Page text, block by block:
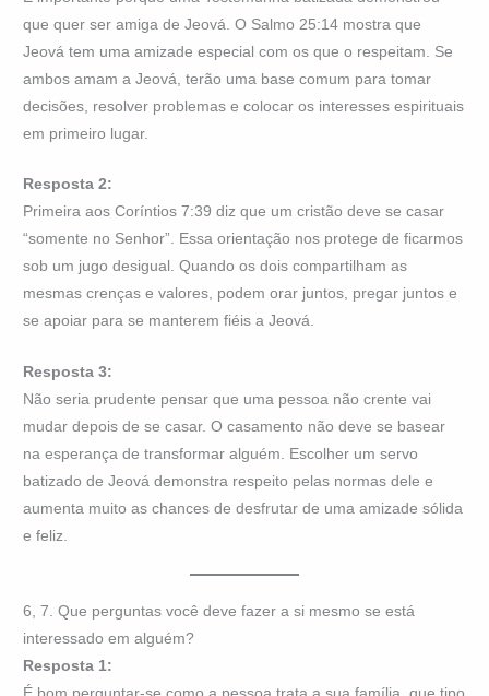
que quer ser amiga de Jeová. O Salmo 25:14 mostra que
Jeová tem uma amizade especial com os que o respeitam. Se
ambos amam a Jeová, terão uma base comum para tomar
decisões, resolver problemas e colocar os interesses espirituais
em primeiro lugar.
Resposta 2:
Primeira aos Coríntios 7:39 diz que um cristão deve se casar
“somente no Senhor”. Essa orientação nos protege de ficarmos
sob um jugo desigual. Quando os dois compartilham as
mesmas crenças e valores, podem orar juntos, pregar juntos e
se apoiar para se manterem fiéis a Jeová.
Resposta 3:
Não seria prudente pensar que uma pessoa não crente vai
mudar depois de se casar. O casamento não deve se basear
na esperança de transformar alguém. Escolher um servo
batizado de Jeová demonstra respeito pelas normas dele e
aumenta muito as chances de desfrutar de uma amizade sólida
e feliz.
6, 7. Que perguntas você deve fazer a si mesmo se está
interessado em alguém?
Resposta 1: